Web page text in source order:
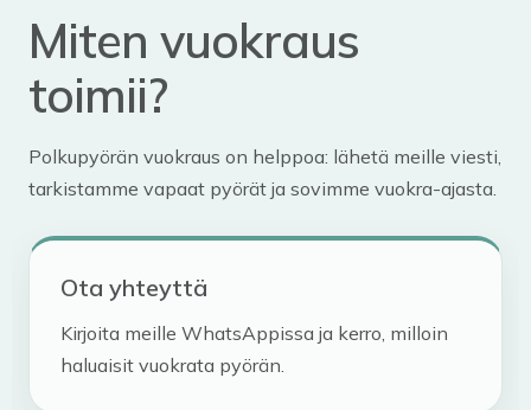
Miten vuokraus
toimii?
Polkupyörän vuokraus on helppoa: lähetä meille viesti,
tarkistamme vapaat pyörät ja sovimme vuokra-ajasta.
Ota yhteyttä
Kirjoita meille WhatsAppissa ja kerro, milloin
haluaisit vuokrata pyörän.